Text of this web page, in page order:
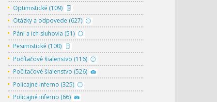
Optimistické (109)
Otázky a odpovede (627)
Páni a ich sluhovia (51)
Pesimistické (100)
Počítačové šialenstvo (116)
Počítačové šialenstvo (526)
Policajné inferno (325)
Policajné inferno (66)